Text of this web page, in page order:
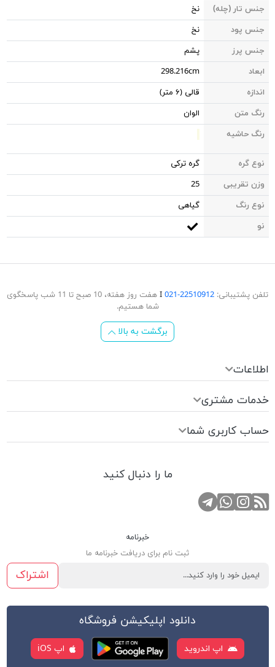
جنس تار (چله)
نخ
جنس پود
نخ
جنس پرز
پشم
ابعاد
298.216cm
اندازه
قالی (۶ متر)
رنگ متن
الوان
رنگ حاشیه
نوع گره
گره ترکی
وزن تقریبی
25
نوع رنگ
گیاهی
نو
تلفن پشتیبانی: 22510912-021
هفت روز هفته، 10 صبح تا 11 شب پاسخگوی
شما هستیم.
برگشت به بالا
اطلاعات
خدمات مشتری
حساب کاربری شما
ما را دنبال کنید
RSSصفحه اینستاگرام
تماس با واتس اپ
کانال تلگرام
خبرنامه
ثبت نام برای دریافت خبرنامه ما
اشتراک
دانلود اپلیکیشن فروشگاه
اپ اندروید اپ iOS